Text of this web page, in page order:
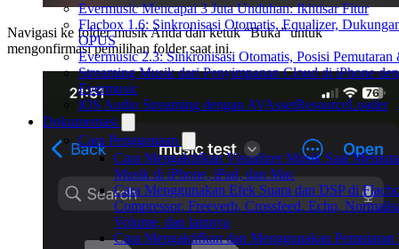
Evermusic Mencapai 3 Juta Unduhan: Ikhtisar Fitur
Flacbox 1.6: Sinkronisasi Otomatis, Equalizer,
OPUS
Evermusic 2.3: Sinkronisasi Otomatis, Posisi Pemutaran
Streaming Musik dari Penyimpanan Cloud di iPhone
Evermusic
iOS Audio Streaming dengan AVAssetResourceLoader
Dokumentasi
Cara Penggunaan
Cara Mengaktifkan Visualizer Musik Saat
Musik di iPhone, iPad, dan Mac
Cara Menggunakan Efek Suara dan DSP di
Compressor, Freeverb, Crossfeed, Echo,
Volume, dan lainnya
Cara Mengaktifkan dan Menggunakan Pemutaran
Navigasi ke folder musik Anda dan ketuk “Buka” untuk
mengonfirmasi pemilihan folder saat ini.